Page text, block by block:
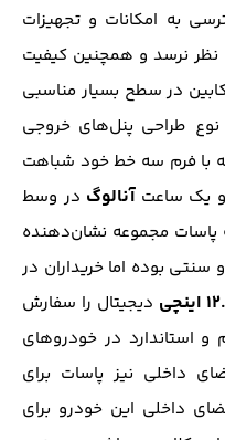
به امکانات و تجهیزات
نظر نرسد و همچنین کیفیت
در سطح بسیار مناسبی
نوع طراحی پنل‌های خروجی
با فرم سه خط خود شباهت
و یک ساعتآنالوگ در وسط
پاسات مجموعه نشان‌دهنده
بوده اما خریداران در
دیجیتال را سفارش
استاندارد در خودرو‌های
داخلی نیز پاسات برای
داخلی این خودرو برای